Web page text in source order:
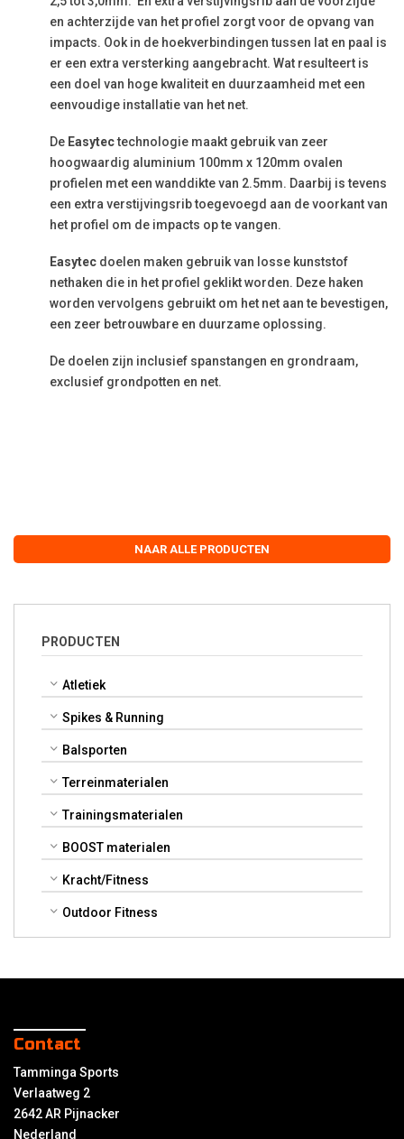
NAAR ALLE PRODUCTEN
PRODUCTEN
Atletiek
Spikes & Running
Balsporten
Terreinmaterialen
Trainingsmaterialen
BOOST materialen
Kracht/Fitness
Outdoor Fitness
en achterzijde van het profiel zorgt voor de opvang van
impacts. Ook in de hoekverbindingen tussen lat en paal is
er een extra versterking aangebracht. Wat resulteert is
een doel van hoge kwaliteit en duurzaamheid met een
eenvoudige installatie van het net.
De Easytectechnologie maakt gebruik van zeer
hoogwaardig aluminium 100mm x 120mm ovalen
profielen met een wanddikte van 2.5mm. Daarbij is tevens
een extra verstijvingsrib toegevoegd aan de voorkant van
het profiel om de impacts op te vangen.
Easytec doelen maken gebruik van losse kunststof
nethaken die in het profiel geklikt worden. Deze haken
worden vervolgens gebruikt om het net aan te bevestigen,
een zeer betrouwbare en duurzame oplossing.
De doelen zijn inclusief spanstangen en grondraam,
exclusief grondpotten en net.
Contact
Tamminga Sports
Verlaatweg 2
2642 AR Pijnacker
Nederland